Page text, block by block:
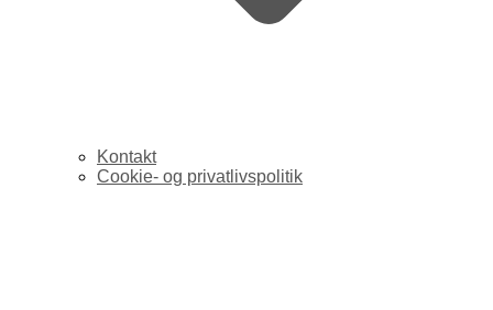
Kontakt
Cookie- og privatlivspolitik